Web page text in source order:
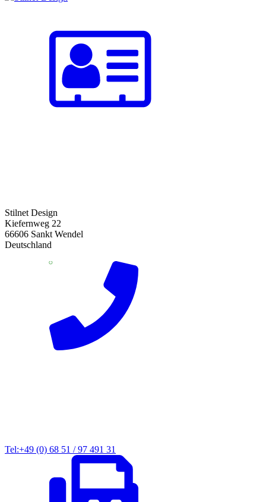
Stilnet Design
Kiefernweg 22
66606 Sankt Wendel
Deutschland
Tel:+49 (0) 68 51 / 97 491 31